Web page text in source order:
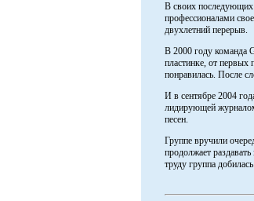
В своих последующих
профессионалами
двухлетний перерыв.
В 2000 году команда
пластинке, от первых
понравилась. После
И в сентябре 2004
лидирующей
песен.
Группе вручили
продолжает
труду группа